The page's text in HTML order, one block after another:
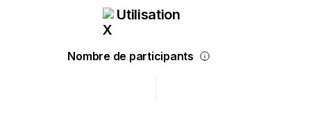
Utilisation
Nombre de participants